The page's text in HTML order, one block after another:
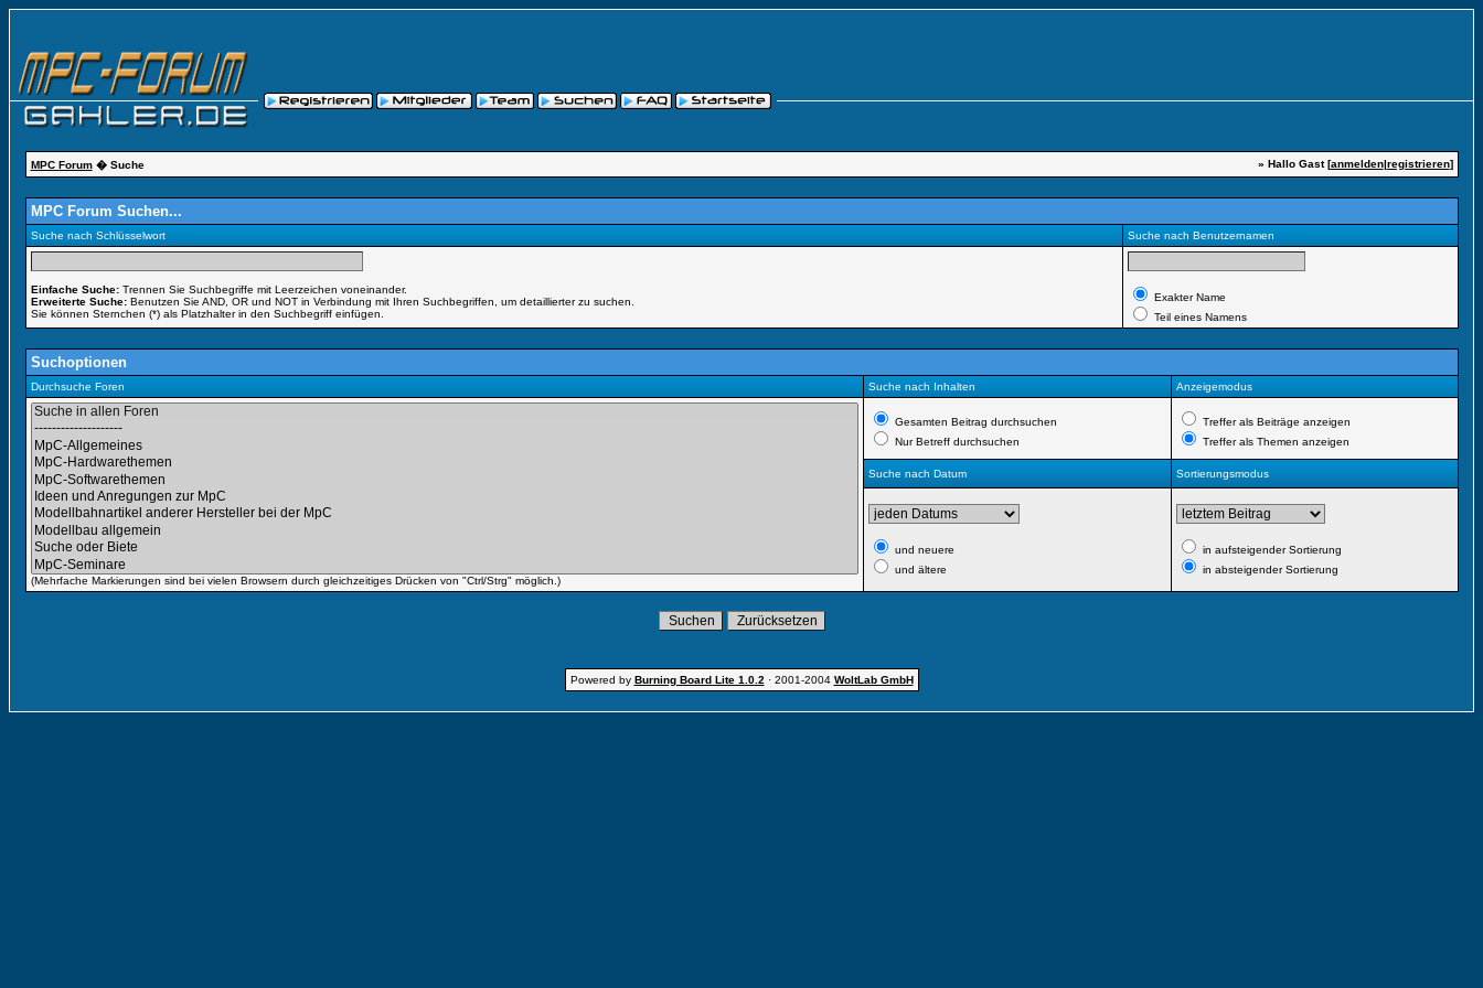
MPC Forum� Suche » Hallo Gast [anmelden|registrieren]
MPC Forum Suchen...
Suche nach Schlüsselwort Suche nach Benutzernamen
Einfache Suche:Trennen Sie Suchbegriffe mit Leerzeichen voneinander.
Erweiterte Suche:Benutzen Sie AND, OR und NOT in Verbindung mit Ihren Suchbegriffen, um detaillierter zu suchen.
Sie können Sternchen (*) als Platzhalter in den Suchbegriff einfügen.
Exakter Name
Teil eines Namens
Suchoptionen
Durchsuche Foren Suche nach Inhalten Anzeigemodus
(Mehrfache Markierungen sind bei vielen Browsern durch gleichzeitiges Drücken von "Ctrl/Strg" möglich.)
Gesamten Beitrag durchsuchen
Nur Betreff durchsuchen
Treffer als Beiträge anzeigen
Treffer als Themen anzeigen
Suche nach Datum Sortierungsmodus
und neuere
und ältere
in aufsteigender Sortierung
in absteigender Sortierung
Powered by Burning Board Lite 1.0.2 · 2001-2004 WoltLab GmbH